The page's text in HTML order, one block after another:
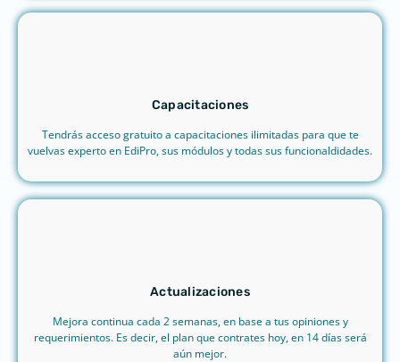
Capacitaciones
Tendrás acceso gratuito a capacitaciones ilimitadas para que te
vuelvas experto en EdiPro, sus módulos y todas sus funcionaldidades.​
Actualizaciones
Mejora continua cada 2 semanas, en base a tus opiniones y
requerimientos. Es decir, el plan que contrates hoy, en 14 días será
aún mejor.